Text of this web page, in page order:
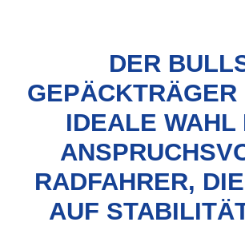
DER
GEPÄCKTRÄGER
IDEALE WAHL
RADFAHRER,
AUF